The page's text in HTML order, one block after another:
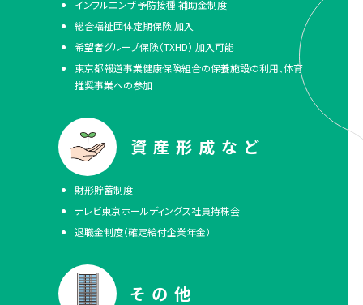
インフルエンザ予防接種 補助金制度
総合福祉団体定期保険 加入
希望者グループ保険（TXHD） 加入可能
東京都報道事業健康保険組合の保養施設の利用、体育
推奨事業への参加
資産形成など
財形貯蓄制度
テレビ東京ホールディングス社員持株会
退職金制度（確定給付企業年金）
その他